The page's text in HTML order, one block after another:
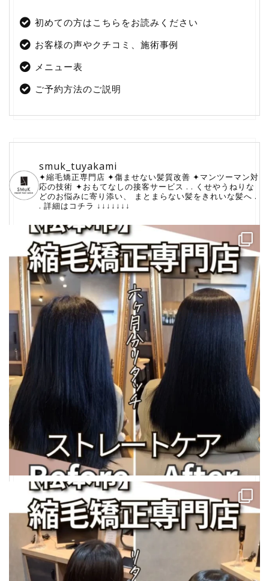
初めての方はこちらをお読みください
お客様の声やクチコミ、施術事例
メニュー表
ご予約方法のご説明
smuk_tuyakami
✦縮毛矯正専門店 ✦傷ませない髪質改善 ✦マンツーマン対
応の技術 ⁡✦おもてなしの接客サービス . . くせやうねりな
どのお悩みに寄り添い、
⁡まとまらない髪をきれいな髪へ .
. 詳細はコチラ ↓↓↓↓↓↓↓